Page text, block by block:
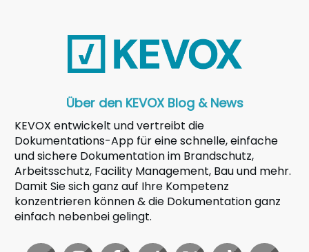
Über den KEVOX Blog & News
KEVOX entwickelt und vertreibt die
Dokumentations-App für eine schnelle, einfache
und sichere Dokumentation im Brandschutz,
Arbeitsschutz, Facility Management, Bau und mehr.
Damit Sie sich ganz auf Ihre Kompetenz
konzentrieren können & die Dokumentation ganz
einfach nebenbei gelingt.